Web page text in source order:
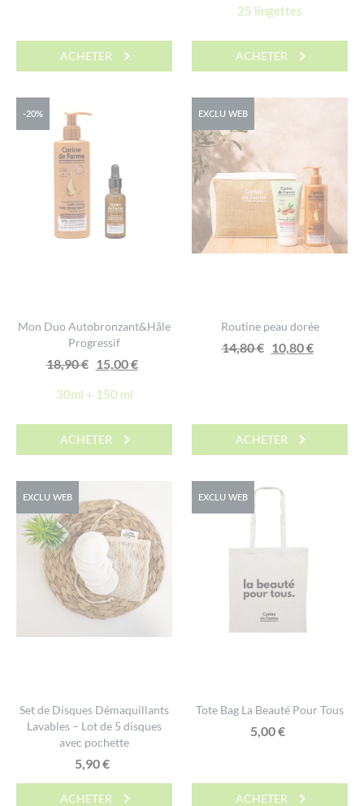
ACHETER
25 lingettes
ACHETER
-20%
Mon Duo Autobronzant&Hâle
Progressif
18,90€ Le
initial
était :
18,90 €.
15,00€
est :
30ml + 150 ml
ACHETER
EXCLU WEB
Routine peau dorée
14,80€ Le
14,80 €.
10,80€
10,80 €.
ACHETER
EXCLU WEB
Set de Disques Démaquillants
Lavables – Lot de 5 disques
avec pochette
5,90€
ACHETER
EXCLU WEB
Tote Bag La Beauté Pour Tous
5,00€
ACHETER